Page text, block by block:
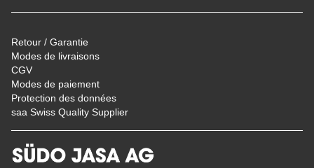
Retour / Garantie
Modes de livraisons
CGV
Modes de paiement
Protection des données
saa Swiss Quality Supplier